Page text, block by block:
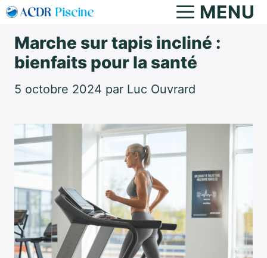
Aller
contenu
MENU
Marche sur tapis incliné :
bienfaits pour la santé
5 octobre 2024 par Luc Ouvrard